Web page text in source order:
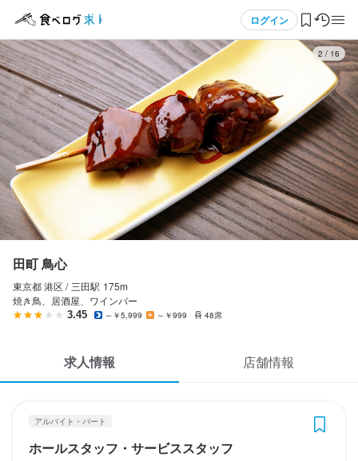
ログイン
ログイン・無料会員登録
食べログ求人TOP
求人検索
マイページ管理
気になる求人
検索履歴・保存した条件
応募履歴
3 / 16
田町 鳥心
東京都 港区 / 三田駅 175m
焼き鳥、居酒屋、ワインバー
3.45 ～￥5,999 ～￥999 48席
求人情報 店舗情報
アルバイト・パート
ホールスタッフ・サービススタッフ
アルバイト・パート 田町 鳥心
ホールスタッフ・サービススタッフ
ホールスタッフ・サービススタッフ
時給1,300円〜1,600円
交通費支給 インセンティブあり 給与前払いOK
勤務時間
１７：００～２３：００　　シフト制　　週１～　OK
終電考慮あり ダブルワーク・副業OK
自由シフト制(毎回、時間・曜日を選べる)
休日・休暇
シフト制
待遇
応募画面へ進む